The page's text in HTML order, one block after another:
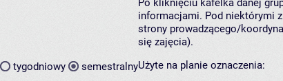
tygodniowy semestralny
Po kliknięciu kafelka danej
informacjami. Pod niektórymi
strony prowadzącego/
się zajęcia).
Użyte na planie oznaczenia: